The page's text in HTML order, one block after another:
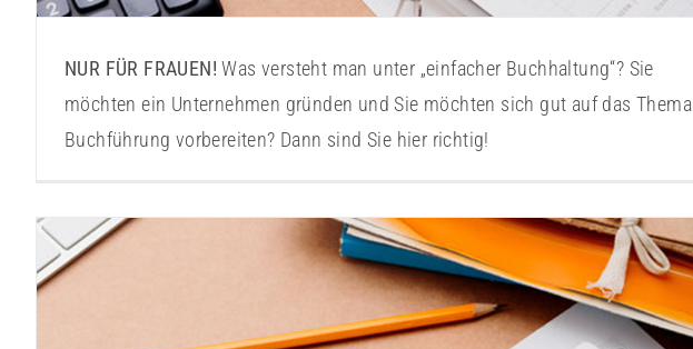
NUR FÜR FRAUEN!Was versteht man unter „einfacher Buchhaltung“? Sie
möchten ein Unternehmen gründen und Sie möchten sich gut auf das Thema
Buchführung vorbereiten? Dann sind Sie hier richtig!